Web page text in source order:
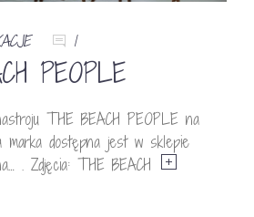
1
PEOPLE
THE BEACH PEOPLE na
marka dostępna jest w sklepie
. Zdjęcia: THE BEACH